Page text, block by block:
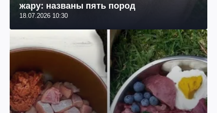
жару: названы пять пород
18.07.2026 10:30